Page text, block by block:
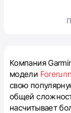
Компания
модели
свою
общей
насчитывает